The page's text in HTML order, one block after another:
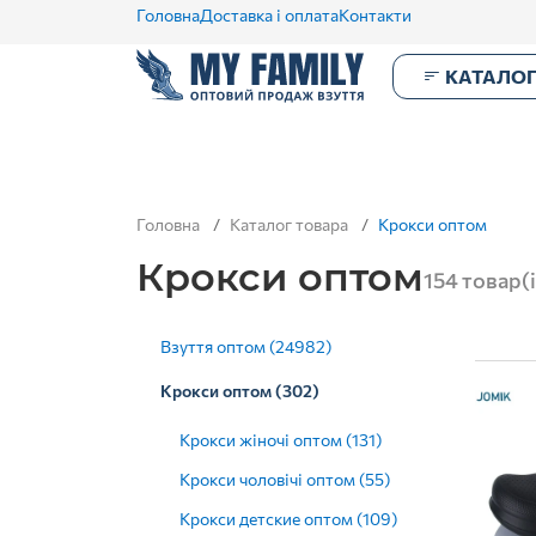
ГоловнаДоставка і оплатаКонтакти
КАТАЛОГ
Головна Каталог товара Крокси оптом
Крокси оптом154
Взуття оптом (24982)
Крокси оптом (302)
Крокси жіночі оптом (131)
Крокси чоловічі оптом (55)
Крокси детские оптом (109)